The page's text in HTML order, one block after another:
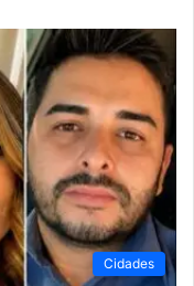
Cidades